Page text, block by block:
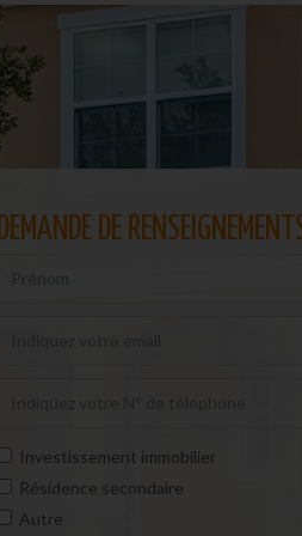
DEMANDE DE
Investissement immobilier
Résidence secondaire
Autre